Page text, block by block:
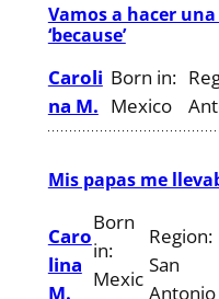
Vamos a hacer
‘because’
Caroli
na M.
Born in:
Mexico
Mis papas me
Caro
lina
M.
Born
in:
Mexic
Region:
San
Antonio